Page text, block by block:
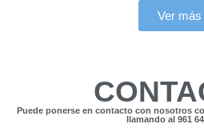
Ver más
Puede ponerse en contacto con nosotros
llamando al 961